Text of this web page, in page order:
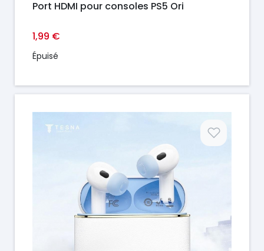
Port HDMI pour consoles PS5 Ori
1,99 €
Épuisé
Prix